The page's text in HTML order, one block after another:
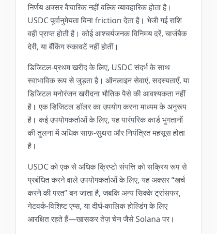
निर्णय अक्सर वैचारिक नहीं बल्कि व्यावहारिक होता है।
USDC पूर्वानुमेयता बिना friction देता है। भेजी गई राशि
वही प्राप्त होती है। कोई आश्चर्यजनक विनिमय दरें, चार्जबैक
देरी, या बैंकिंग रुकावटें नहीं होतीं।
डिजिटल-प्रथम खरीद के लिए, USDC संदर्भ के साथ
स्वाभाविक रूप से जुड़ता है। ऑनलाइन सेवाएं, सदस्यताएँ, या
डिजिटल मनोरंजन खरीदना भौतिक पैसे की आवश्यकता नहीं
है। एक डिजिटल डॉलर का उपयोग करना माध्यम के अनुरूप
है। कई उपयोगकर्ताओं के लिए, यह पारंपरिक कार्ड भुगतानों
की तुलना में अधिक साफ़-सुथरा और नियंत्रित महसूस होता
है।
USDC को एक से अधिक क्रिप्टो संपत्ति को सक्रिय रूप से
प्रबंधित करने वाले उपयोगकर्ताओं के लिए, यह अक्सर “खर्च
करने की परत” बन जाता है, जबकि अन्य सिक्के ट्रांसफर,
नेटवर्क-विशिष्ट एप्स, या दीर्घ-कालिक होल्डिंग के लिए
आरक्षित रहते हैं—खासकर तेज़ चेन जैसे Solana पर।